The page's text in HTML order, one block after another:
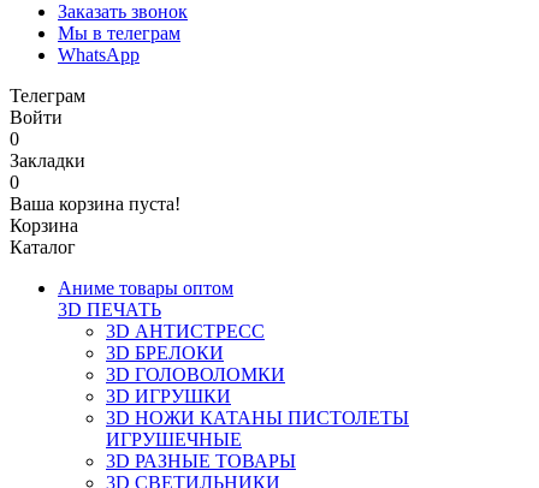
Заказать звонок
Мы в телеграм
WhatsApp
Телеграм
Войти
0
Закладки
0
Ваша корзина пуста!
Корзина
Каталог
Аниме товары оптом
3D ПЕЧАТЬ
3D АНТИСТРЕСС
3D БРЕЛОКИ
3D ГОЛОВОЛОМКИ
3D ИГРУШКИ
3D НОЖИ КАТАНЫ ПИСТОЛЕТЫ
ИГРУШЕЧНЫЕ
3D РАЗНЫЕ ТОВАРЫ
3D СВЕТИЛЬНИКИ